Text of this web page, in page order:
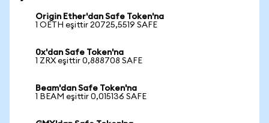
Origin Ether'dan Safe Token'na
1 OETH eşittir 20725,5519 SAFE
0x'dan Safe Token'na
1 ZRX eşittir 0,888708 SAFE
Beam'dan Safe Token'na
1 BEAM eşittir 0,015136 SAFE